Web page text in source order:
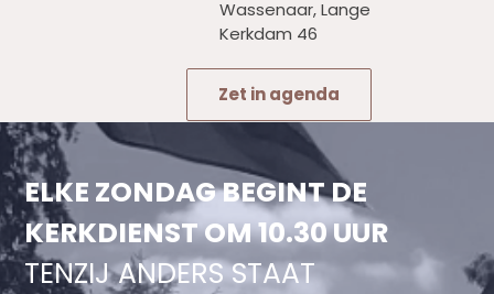
Wassenaar, Lange
Kerkdam 46
Zet in agenda
ELKE ZONDAG BEGINT DE
KERKDIENST OM 10.30 UUR
TENZIJ ANDERS STAAT